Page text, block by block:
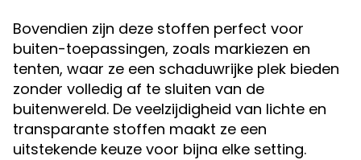
Bovendien zijn deze stoffen perfect voor
buiten-toepassingen, zoals markiezen en
tenten, waar ze een schaduwrijke plek bieden
zonder volledig af te sluiten van de
buitenwereld. De veelzijdigheid van lichte en
transparante stoffen maakt ze een
uitstekende keuze voor bijna elke setting.